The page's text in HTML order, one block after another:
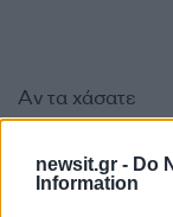
newsit.gr - Do
Information
Αν τα χάσατε